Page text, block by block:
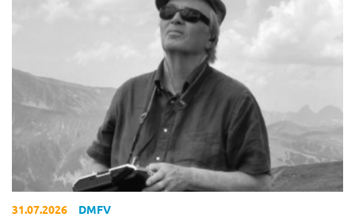
31.07.2026 DMFV